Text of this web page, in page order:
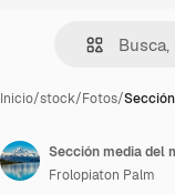
Inicio/stock/Fotos/
Sección media del
Frolopiaton Palm